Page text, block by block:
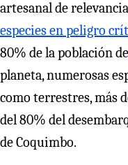
artesanal de
especies en peligro
80% de la población de
planeta, numerosas
como terrestres, más
del 80% del
de Coquimbo.